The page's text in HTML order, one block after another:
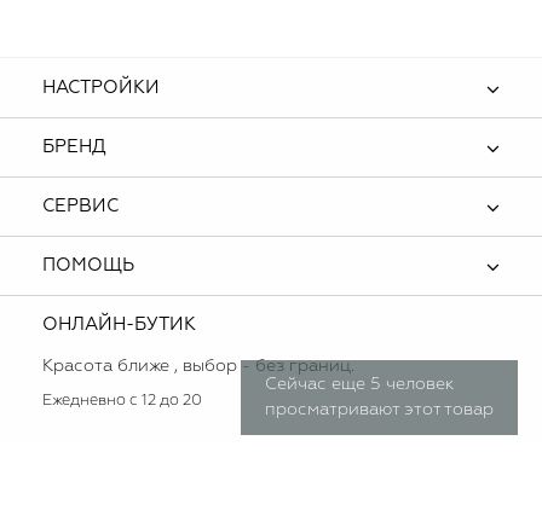
Сейчас еще 5 человек
просматривают этот товар
НАСТРОЙКИ
БРЕНД
СЕРВИС
ПОМОЩЬ
ОНЛАЙН-БУТИК
Красота ближе , выбор - без границ.
Ежедневно с 12 до 20